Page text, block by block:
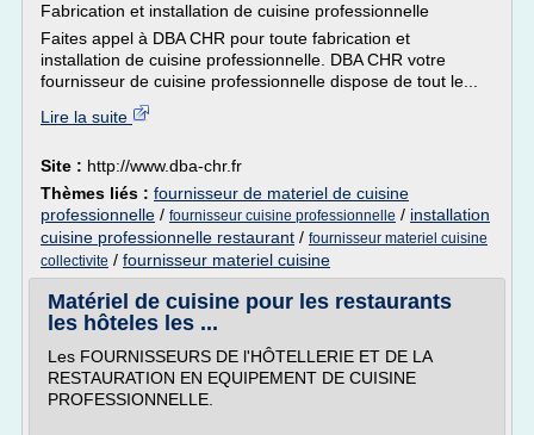
Fabrication et installation de cuisine professionnelle
Faites appel à DBA CHR pour toute fabrication et
installation de cuisine professionnelle. DBA CHR votre
fournisseur de cuisine professionnelle dispose de tout le...
Lire la suite
Site : http://www.dba-chr.fr
Thèmes liés : fournisseur de materiel de cuisine
professionnelle / fournisseur cuisine professionnelle / installation
cuisine professionnelle restaurant / fournisseur materiel cuisine
collectivite / fournisseur materiel cuisine
Matériel de cuisine pour les restaurants
les hôteles les ...
Les FOURNISSEURS DE l'HÔTELLERIE ET DE LA
RESTAURATION EN EQUIPEMENT DE CUISINE
PROFESSIONNELLE.